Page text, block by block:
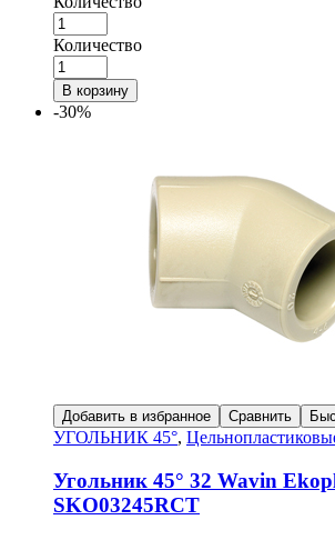
Количество
В корзину
-30%
Добавить в избранное Сравнить
УГОЛЬНИК 45°,
Угольник 45° 32 Wavin
SKO03245RCT